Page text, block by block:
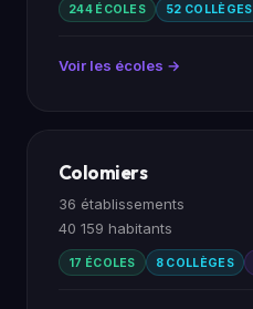
244 ÉCOLES 52 COLLÈGES
Voir les écoles →
Colomiers
36 établissements
40 159 habitants
17 ÉCOLES 8 COLLÈGES